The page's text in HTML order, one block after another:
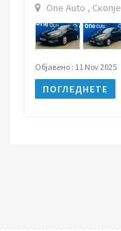
One Auto , Скопје
Објавено : 11 Nov 2025
ПОГЛЕДНЕТЕ